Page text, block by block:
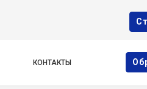
КОНТАКТЫ